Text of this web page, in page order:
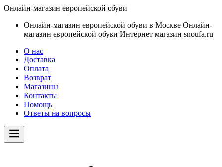
Онлайн-магазин европейской обуви
Онлайн-магазин европейской обуви в Москве Онлайн-
магазин европейской обуви Интернет магазин snoufa.ru
О нас
Доставка
Оплата
Возврат
Магазины
Контакты
Помощь
Ответы на вопросы